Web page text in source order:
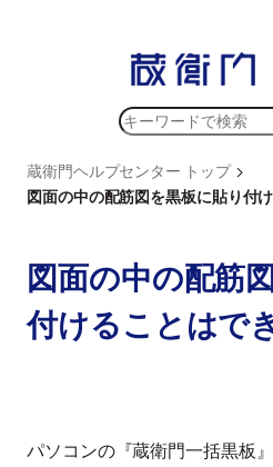
ッ
プ
検
蔵衛門ヘルプセンター トップ >
図面の中の配筋図を黒板に貼り付
図面の中の配筋
付けることはで
パソコンの『蔵衛門一括黒板